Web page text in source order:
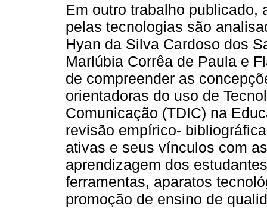
Em outro trabalho
pelas tecnologias são
Hyan da Silva Cardoso dos
Marlúbia Corrêa de Paula e
de compreender as
orientadoras do uso de
Comunicação (TDIC) na
revisão empírico-
ativas e seus vínculos com
aprendizagem dos
ferramentas, aparatos
promoção de ensino de